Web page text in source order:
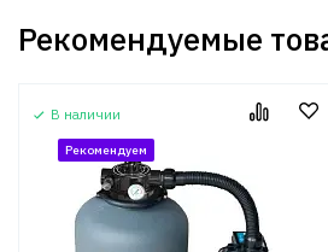
Рекомендуемые
В наличии
Рекомендуем